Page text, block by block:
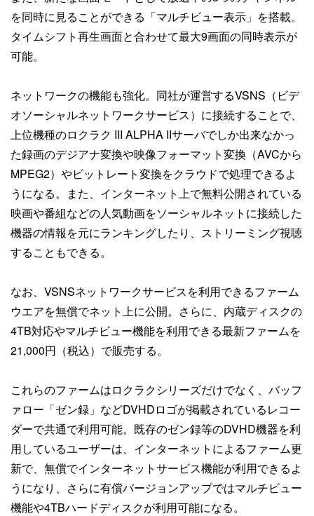
を同時に見ることができる「マルチビュー表示」を搭載。
タイムシフト再生画面と合わせて最大9画面の同時表示が
可能。
ネットワークの機能も強化。同社が運営するVSNS（ビデ
オソーシャルネットワークサービス）に接続することで、
上位機種のロクラク III ALPHA IIサーバでしか出来なかっ
た録画のデジアナ変換や映像フォーマット変換（AVCから
MPEG2）やビットレート変換をクラウドで処理できるよ
うになる。また、インターネット上で無料公開されている
映画や番組などの人気動画をソーシャルネットに接続した
機器の情報を元にランキングしたり、ストリーミング視聴
することもできる。
なお、VSNSネットワークサービスを利用できるファーム
ウエアを無償でネット上に公開。さらに、内蔵ディスクの
4TB対応やマルチビュー機能を利用できる最新ファームを
21,000円（税込）で販売する。
これらのファームはロクラクシリーズだけでなく、バッフ
ァロー「ゼン録」などDVHDロゴが掲載されているレコー
ダーで共通で利用可能。既存のゼン録等のDVHD機器を利
用しているユーザーは、インターネットによるファーム更
新で、無償でインターネットサービス機能が利用できるよ
うになり、さらに有償バージョンアップではマルチビュー
機能や4TBハードディスクが利用可能になる。